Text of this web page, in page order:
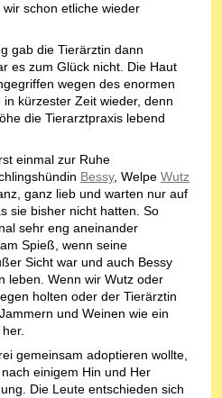
schon etliche wieder
gab die Tierärztin dann
es zum Glück nicht. Die Haut
wegen des enormen
kürzester Zeit wieder, denn
die Tierarztpraxis lebend
einmal zur Ruhe
Bessy, Welpe Wutz
ganz lieb und warten nur auf
sie bisher nicht hatten. So
sehr eng aneinander
Spieß, wenn seine
Sicht war und auch Bessy
leben. Wenn wir Wutz oder
holten oder der Tierärztin
und Weinen wie ein
gemeinsam adoptieren wollte,
einigem Hin und Her
Die Leute entschieden sich